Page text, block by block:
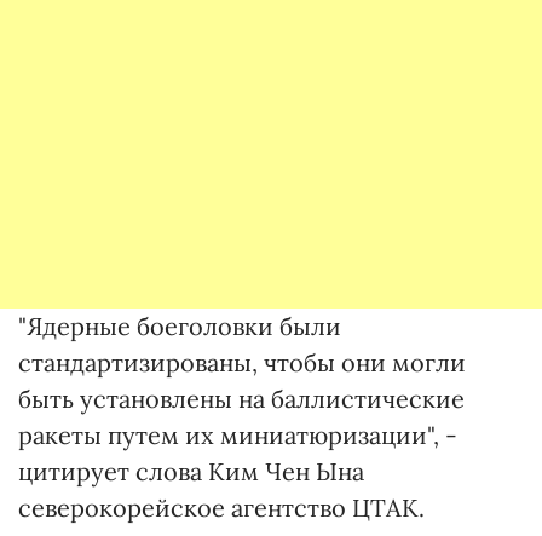
"Ядерные боеголовки были
стандартизированы, чтобы они могли
быть установлены на баллистические
ракеты путем их миниатюризации", -
цитирует слова Ким Чен Ына
северокорейское агентство ЦТАК.